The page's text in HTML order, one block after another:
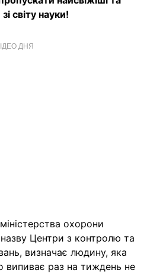
світу науки!
ДНЯ
охорони
Центри з контролю та
визначає людину, яка
випиває раз на тиждень не